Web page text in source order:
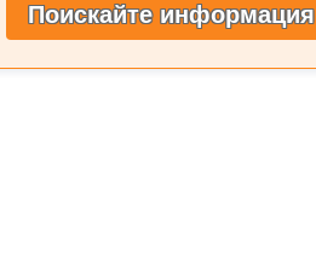
Поискайте информация